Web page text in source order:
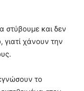
στύβουμε και δεν
χάνουν την
το